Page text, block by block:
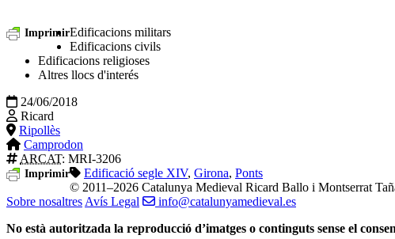
ImprimirEdificacions militars
Edificacions civils
Edificacions religioses
Altres llocs d'interés
24/06/2018
Ricard
Ripollès
Camprodon
ARCAT: MRI-3206
Imprimir Edificació segle XIV, Girona, Ponts
© 2011–2026 Catalunya Medieval Ricard Ballo i Montserrat
Sobre nosaltres Avís Legal
info@catalunyamedieval.es
No està autoritzada la reproducció d’imatges o continguts sense el